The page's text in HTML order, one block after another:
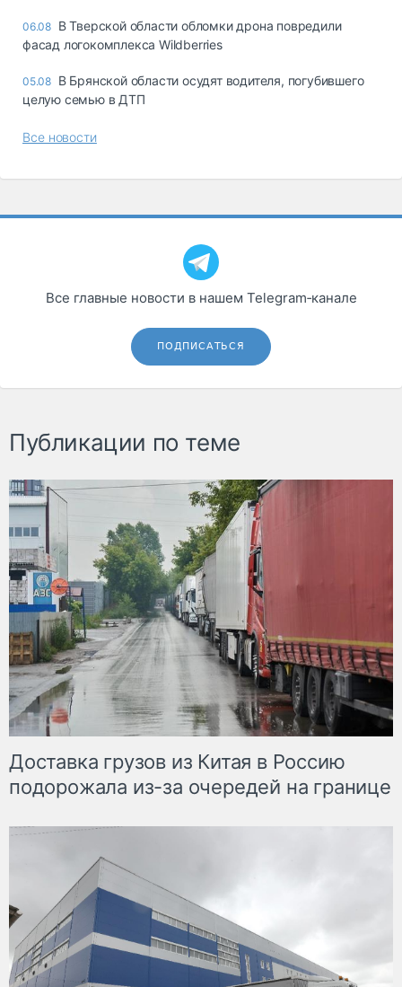
06.08 В Тверской области обломки дрона повредили
фасад логокомплекса Wildberries
05.08 В Брянской области осудят водителя, погубившего
целую семью в ДТП
Все новости
Все главные новости в нашем Telegram‑канале
ПОДПИСАТЬСЯ
Публикации по теме
Доставка грузов из Китая в Россию
подорожала из-за очередей на границе